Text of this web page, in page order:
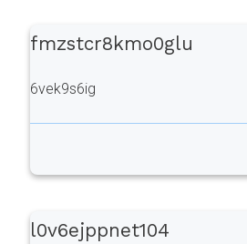
fmzstcr8kmo0glu
6vek9s6ig
l0v6ejppnet104